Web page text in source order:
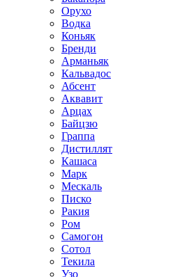
Орухо
Водка
Коньяк
Бренди
Арманьяк
Кальвадос
Абсент
Аквавит
Арцах
Байцзю
Граппа
Дистиллят
Кашаса
Марк
Мескаль
Писко
Ракия
Ром
Самогон
Сотол
Текила
Узо